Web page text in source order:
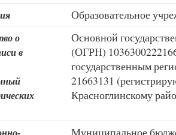
Образовательное
о
в
Основной
(ОГРН)
государственным
21663131
Красноглинскому
Муниципальное